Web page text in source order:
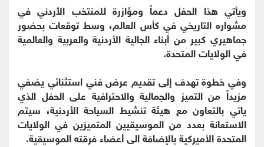
ويأتي هذا الحفل دعماً ومؤازرة للمنتخب الأردني في
مشواره التاريخي في كأس العالم، وسط توقعات بحضور
جماهيري كبير من أبناء الجالية الأردنية والعربية والعالمية
في الولايات المتحدة.
وفي خطوة تهدف إلى تقديم عرض فني استثنائي يضفي
مزيداً من التميز والجمالية والاحترافية على الحفل الذي
ياتي بالتعاون مع هيئة تنشيط السياحة الأردنية، سيتم
الاستعانة بعدد من الموسيقيين المتميزين في الولايات
المتحدة الأميركية بالإضافة الى أعضاء فرقته الموسيقية.